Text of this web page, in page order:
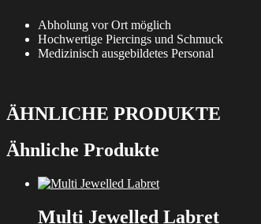
Abholung vor Ort möglich
Hochwertige Piercings und Schmuck
Medizinisch ausgebildetes Personal
ÄHNLICHE PRODUKTE
Ähnliche Produkte
Multi Jewelled Labret